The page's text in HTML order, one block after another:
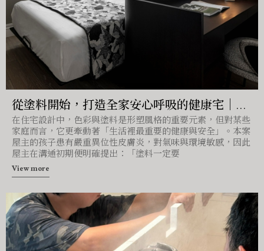
從塗料開始，打造全家安心呼吸的健康宅｜台
中住宅設計
在住宅設計中，色彩與塗料是形塑風格的重要元素，但對某些
家庭而言，它更牽動著「生活裡最重要的健康與安全」。本案
屋主的孩子患有嚴重異位性皮膚炎，對氣味與環境敏感，因此
屋主在溝通初期便明確提出：「塗料一定要
View more